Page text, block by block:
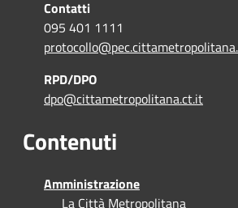
Contatti
095 401 1111
RPD/DPO
dpo@cittametropolitana.ct.it
Contenuti
Amministrazione
La Città Metropolitana